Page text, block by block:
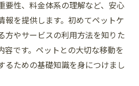
要性、料金体系の理解など、安心
報を提供します。初めてペットケ
方やサービスの利用方法を知りた
容です。ペットとの大切な移動を
るための基礎知識を身につけまし